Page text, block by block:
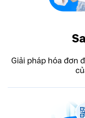
Giải pháp hóa đơn